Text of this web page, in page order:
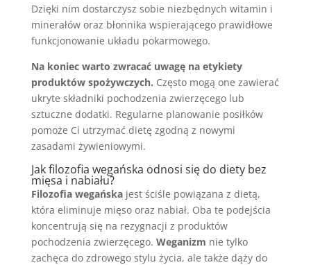
Dzięki nim dostarczysz sobie niezbędnych witamin i
minerałów oraz błonnika wspierającego prawidłowe
funkcjonowanie układu pokarmowego.
Na koniec warto zwracać uwagę na etykiety
produktów spożywczych. Często mogą one zawierać
ukryte składniki pochodzenia zwierzęcego lub
sztuczne dodatki. Regularne planowanie posiłków
pomoże Ci utrzymać dietę zgodną z nowymi
zasadami żywieniowymi.
Jak filozofia wegańska odnosi się do diety bez
mięsa i nabiału?
Filozofia wegańskajest ściśle powiązana z dietą,
która eliminuje mięso oraz nabiał. Oba te podejścia
koncentrują się na rezygnacji z produktów
pochodzenia zwierzęcego. Weganizm nie tylko
zachęca do zdrowego stylu życia, ale także dąży do